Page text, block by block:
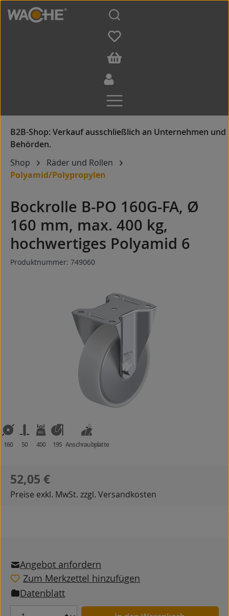
Zum Hauptinhalt springen
Shop
Räder und Rollen
Polyamid/Polypropylen
Bockrolle B-PO 160G-FA, Ø
160 mm, max. 400 kg,
hochwertiges Polyamid 6
Produktnummer: 749060
160 50 400 195 Anschraubplatte
Regulärer Preis:
52,05 €
Preise exkl. MwSt. zzgl. Versandkosten
Angebot anfordern
Zum Merkzettel hinzufügen
Datenblatt
Anzahl